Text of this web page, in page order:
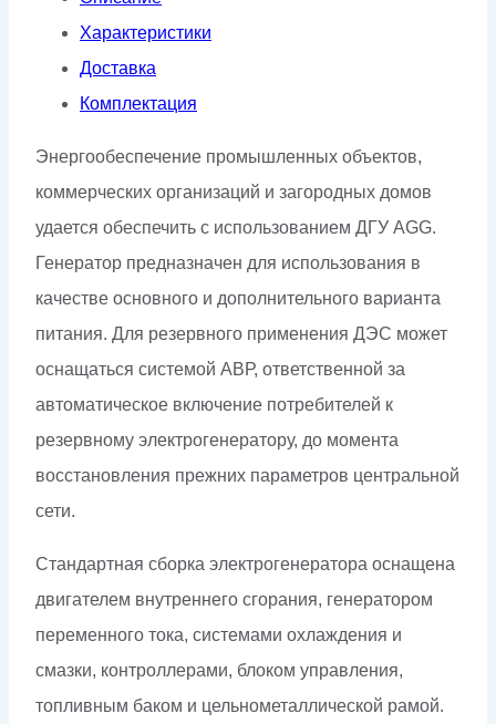
Характеристики
Доставка
Комплектация
Энергообеспечение промышленных объектов,
коммерческих организаций и загородных домов
удается обеспечить с использованием ДГУ AGG.
Генератор предназначен для использования в
качестве основного и дополнительного варианта
питания. Для резервного применения ДЭС может
оснащаться системой АВР, ответственной за
автоматическое включение потребителей к
резервному электрогенератору, до момента
восстановления прежних параметров центральной
сети.
Стандартная сборка электрогенератора оснащена
двигателем внутреннего сгорания, генератором
переменного тока, системами охлаждения и
смазки, контроллерами, блоком управления,
топливным баком и цельнометаллической рамой.